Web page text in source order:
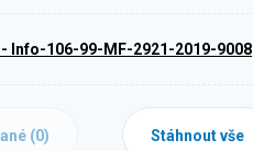
- Info-106-99-MF-2921-2019-9008
(0) Stáhnout vše